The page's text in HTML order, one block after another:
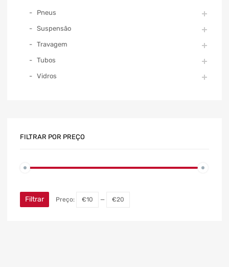
Pneus
Suspensão
Travagem
Tubos
Vidros
FILTRAR POR PREÇO
Filtrar Preço: €10 — €20